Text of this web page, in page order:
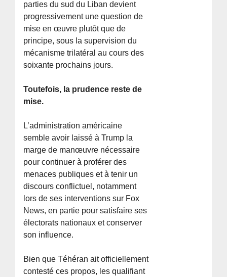
parties du sud du Liban devient
progressivement une question de
mise en œuvre plutôt que de
principe, sous la supervision du
mécanisme trilatéral au cours des
soixante prochains jours.
Toutefois, la prudence reste de
mise.
L’administration américaine
semble avoir laissé à Trump la
marge de manœuvre nécessaire
pour continuer à proférer des
menaces publiques et à tenir un
discours conflictuel, notamment
lors de ses interventions sur Fox
News, en partie pour satisfaire ses
électorats nationaux et conserver
son influence.
Bien que Téhéran ait officiellement
contesté ces propos, les qualifiant